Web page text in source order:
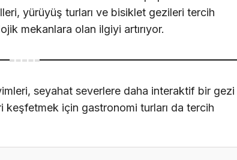
yürüyüş turları ve bisiklet gezileri tercih
mekanlara olan ilgiyi artırıyor.
seyahat severlere daha interaktif bir gezi
keşfetmek için gastronomi turları da tercih